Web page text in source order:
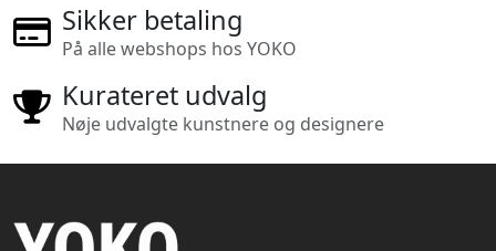
Sikker betaling
På alle webshops hos YOKO
Kurateret udvalg
Nøje udvalgte kunstnere og designere